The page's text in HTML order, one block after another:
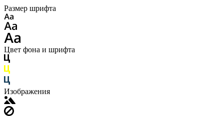
Размер шрифта
Цвет фона и шрифта
Изображения